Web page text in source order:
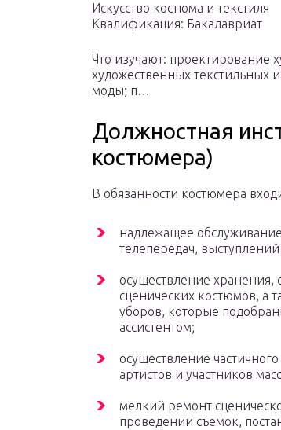
Искусство костюма и текстиля
Квалификация: Бакалавриат
Что изучают: проектирование
художественных текстильных
моды; п…
Должностная
костюмера)
В обязанности костюмера
надлежащее
телепередач, выступлений
осуществление хранения,
сценических костюмов, а
уборов, которые
ассистентом;
осуществление
артистов и участников
мелкий ремонт
проведении съемок,